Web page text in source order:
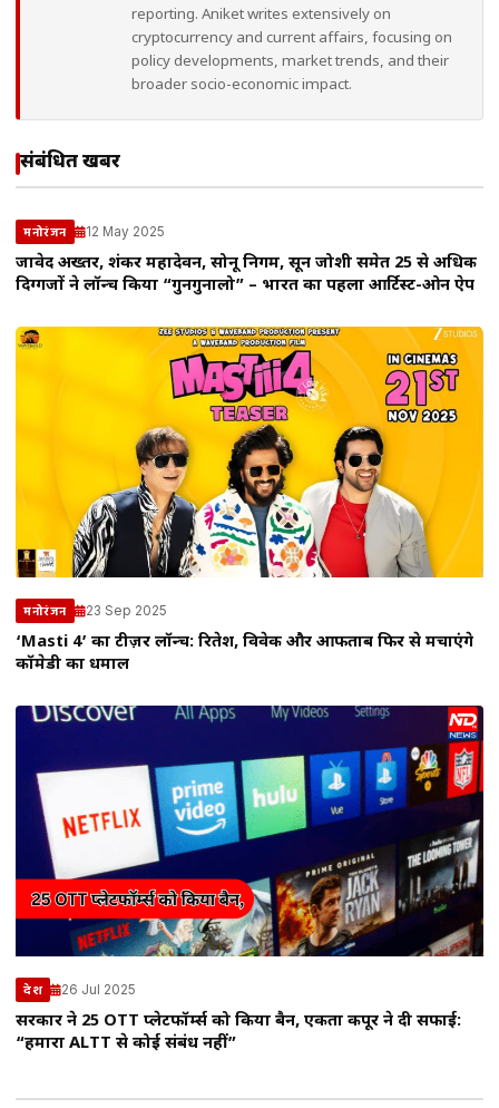
reporting. Aniket writes extensively on
cryptocurrency and current affairs, focusing on
policy developments, market trends, and their
broader socio-economic impact.
संबंधित खबरें
मनोरंजन 12 May 2025
जावेद अख्तर, शंकर महादेवन, सोनू निगम, प्रसून जोशी समेत 25 से अधिक
दिग्गजों ने लॉन्च किया “गुनगुनालो” – भारत का पहला आर्टिस्ट-ओन ऐप
मनोरंजन 23 Sep 2025
‘Masti 4’ का टीज़र लॉन्च: रितेश, विवेक और आफताब फिर से मचाएंगे
कॉमेडी का धमाल
देश 26 Jul 2025
सरकार ने 25 OTT प्लेटफॉर्म्स को किया बैन, एकता कपूर ने दी सफाई:
“हमारा ALTT से कोई संबंध नहीं”